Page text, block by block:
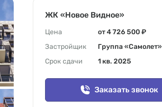
ЖК «Новое Видное»
Цена
от 4 726 500 ₽
Застройщик
Группа «Самолет»
Срок сдачи
1 кв. 2025
Заказать звонок